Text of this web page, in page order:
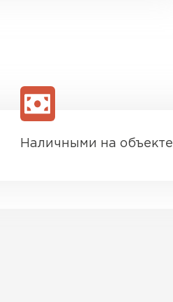
Наличными на объекте